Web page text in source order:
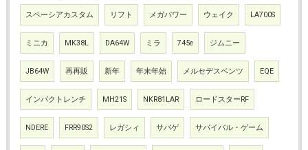
スペーシアカスタム リフト メガパワー ウェイク LA700S
ミニカ MK38L DA64W ミラ 745e ジムニー
JB64W 再再販 新年 年末年始 メルセデスベンツ EQE
インパクトレンチ MH21S NKR81LAR ロードスターRF
NDERE FRR90S2 レガシィ サバゲ サバイバル・ゲーム